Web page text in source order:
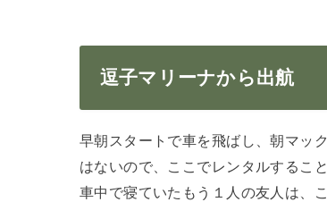
逗子マリーナから出航
早朝スタートで車を飛ばし、朝マッ
はないので、ここでレンタルするこ
車中で寝ていたもう１人の友人は、